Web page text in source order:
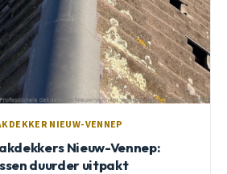
NIEUW-VENNEP
Nieuw-Vennep:
duurder uitpakt